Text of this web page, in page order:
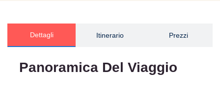
Dettagli Itinerario Prezzi
Panoramica Del Viaggio